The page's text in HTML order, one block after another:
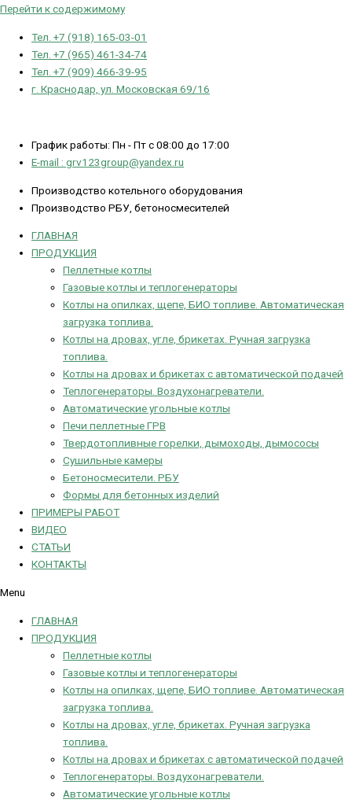
Перейти к содержимому
Тел. +7 (918) 165-03-01
Тел. +7 (965) 461-34-74
Тел. +7 (909) 466-39-95
г. Краснодар, ул. Московская 69/16
График работы: Пн - Пт с 08:00 до 17:00
E-mail : grv123group@yandex.ru
Производство котельного оборудования
Производство РБУ, бетоносмесителей
ГЛАВНАЯ
ПРОДУКЦИЯ
Пеллетные котлы
Газовые котлы и теплогенераторы
Котлы на опилках, щепе, БИО топливе. Автоматическая
загрузка топлива.
Котлы на дровах, угле, брикетах. Ручная загрузка
топлива.
Котлы на дровах и брикетах с автоматической подачей
Теплогенераторы. Воздухонагреватели.
Автоматические угольные котлы
Печи пеллетные ГРВ
Твердотопливные горелки, дымоходы, дымососы
Сушильные камеры
Бетоносмесители. РБУ
Формы для бетонных изделий
ПРИМЕРЫ РАБОТ
ВИДЕО
СТАТЬИ
КОНТАКТЫ
Menu
ГЛАВНАЯ
ПРОДУКЦИЯ
Пеллетные котлы
Газовые котлы и теплогенераторы
Котлы на опилках, щепе, БИО топливе. Автоматическая
загрузка топлива.
Котлы на дровах, угле, брикетах. Ручная загрузка
топлива.
Котлы на дровах и брикетах с автоматической подачей
Теплогенераторы. Воздухонагреватели.
Автоматические угольные котлы